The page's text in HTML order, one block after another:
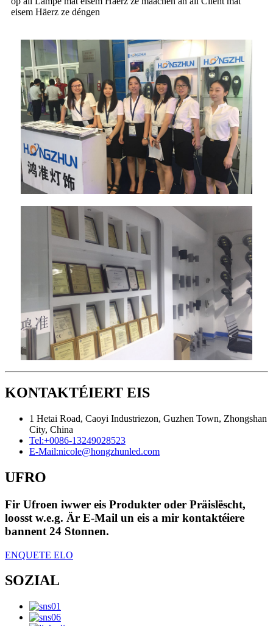
eisem Häerz ze déngen
KONTAKTÉIERT EIS
1 Hetai Road, Caoyi Industriezon, Guzhen Town, Zhongshan
City, China
Tel:+0086-13249028523
E-Mail:nicole@hongzhunled.com
UFRO
Fir Ufroen iwwer eis Produkter oder Präislëscht,
loosst w.e.g. Är E-Mail un eis a mir kontaktéiere
bannent 24 Stonnen.
ENQUETE ELO
SOZIAL